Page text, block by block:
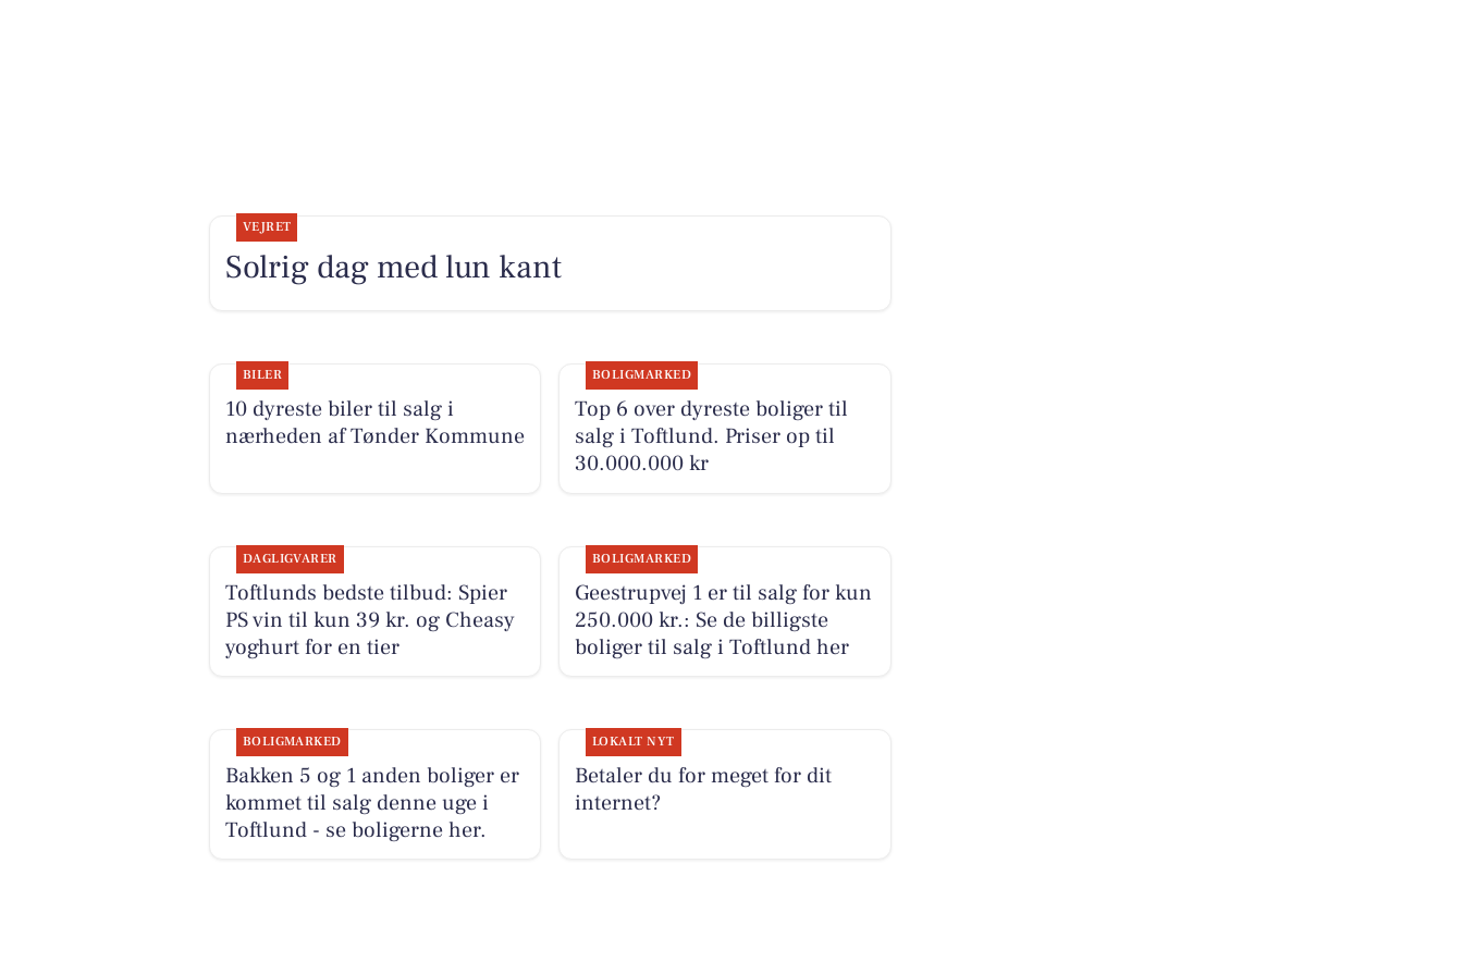
VEJRET
Solrig dag med lun kant
BILER
10 dyreste biler til salg i
nærheden af Tønder Kommune
BOLIGMARKED
Top 6 over dyreste boliger til
salg i Toftlund. Priser op til
30.000.000 kr
DAGLIGVARER
Toftlunds bedste tilbud: Spier
PS vin til kun 39 kr. og Cheasy
yoghurt for en tier
BOLIGMARKED
Geestrupvej 1 er til salg for kun
250.000 kr.: Se de billigste
boliger til salg i Toftlund her
BOLIGMARKED
Bakken 5 og 1 anden boliger er
kommet til salg denne uge i
Toftlund - se boligerne her.
LOKALT NYT
Betaler du for meget for dit
internet?